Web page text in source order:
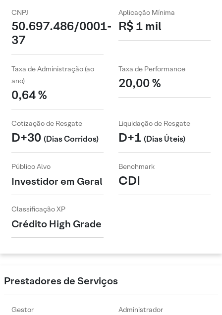
CNPJ
50.697.486/0001-
37
Aplicação Mínima
R$ 1 mil
Taxa de Administração (ao
ano)
0,64 %
Taxa de Performance
20,00 %
Cotização de Resgate
D+30 (Dias Corridos)
Liquidação de Resgate
D+1 (Dias Úteis)
Público Alvo
Investidor em Geral
Benchmark
CDI
Classificação XP
Crédito High Grade
Prestadores de Serviços
Gestor Administrador